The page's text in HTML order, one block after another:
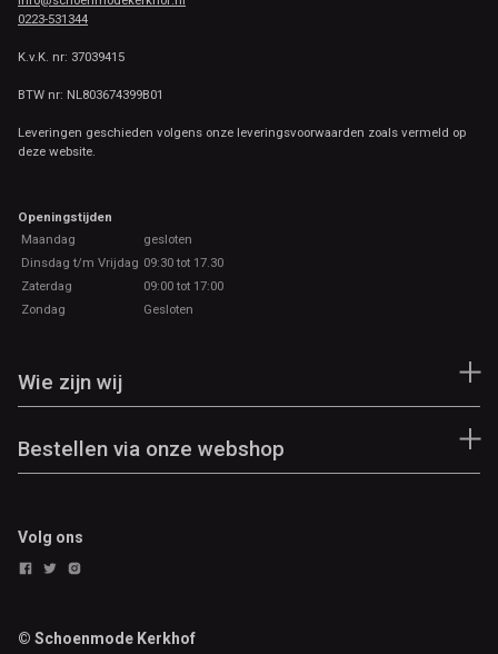
0223-531344
K.v.K. nr: 37039415
BTW nr: NL803674399B01
Leveringen geschieden volgens onze leveringsvoorwaarden zoals vermeld op
deze website.
Openingstijden
Maandag
gesloten
Dinsdag t/m Vrijdag 09:30 tot 17.30
Zaterdag
09:00 tot 17:00
Zondag
Gesloten
Wie zijn wij
Bestellen via onze webshop
Volg ons
© Schoenmode Kerkhof